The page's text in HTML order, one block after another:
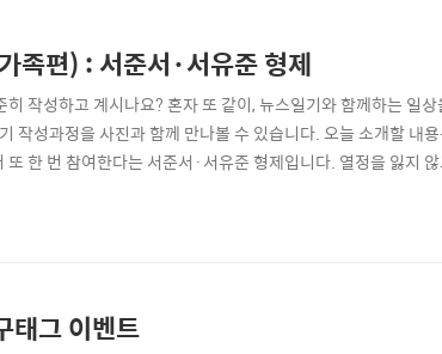
족편) : 서준서·서유준 형제
작성하고 계시나요? 혼자 또 같이, 뉴스일기와 함께하는 일
작성과정을 사진과 함께 만나볼 수 있습니다. 오늘 소개할 내
한 번 참여한다는 서준서·서유준 형제입니다. 열정을 잃지
열띤 토론을 하는 모습인데요? 두 형제의 일기장에는 어떤 생각
태그 이벤트